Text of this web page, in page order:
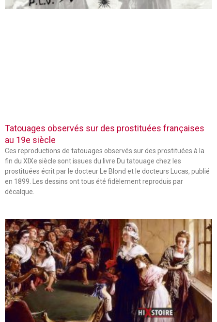
Tatouages observés sur des prostituées françaises
au 19e siècle
Ces reproductions de tatouages observés sur des prostituées à la
fin du XIXe siècle sont issues du livre Du tatouage chez les
prostituées écrit par le docteur Le Blond et le docteurs Lucas, publié
en 1899. Les dessins ont tous été fidèlement reproduis par
décalque.